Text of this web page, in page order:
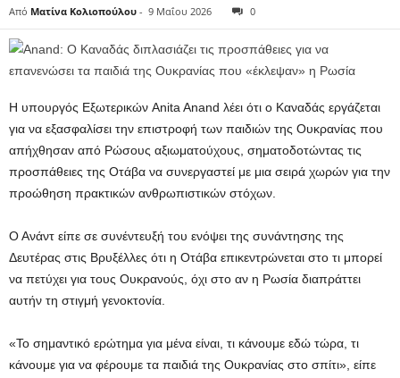
Από Ματίνα Κολιοπούλου - 9 Μαΐου 2026 0
Η υπουργός Εξωτερικών Anita Anand λέει ότι ο Καναδάς εργάζεται
για να εξασφαλίσει την επιστροφή των παιδιών της Ουκρανίας που
απήχθησαν από Ρώσους αξιωματούχους, σηματοδοτώντας τις
προσπάθειες της Οτάβα να συνεργαστεί με μια σειρά χωρών για την
προώθηση πρακτικών ανθρωπιστικών στόχων.
Ο Ανάντ είπε σε συνέντευξή του ενόψει της συνάντησης της
Δευτέρας στις Βρυξέλλες ότι η Οτάβα επικεντρώνεται στο τι μπορεί
να πετύχει για τους Ουκρανούς, όχι στο αν η Ρωσία διαπράττει
αυτήν τη στιγμή γενοκτονία.
«Το σημαντικό ερώτημα για μένα είναι, τι κάνουμε εδώ τώρα, τι
κάνουμε για να φέρουμε τα παιδιά της Ουκρανίας στο σπίτι», είπε